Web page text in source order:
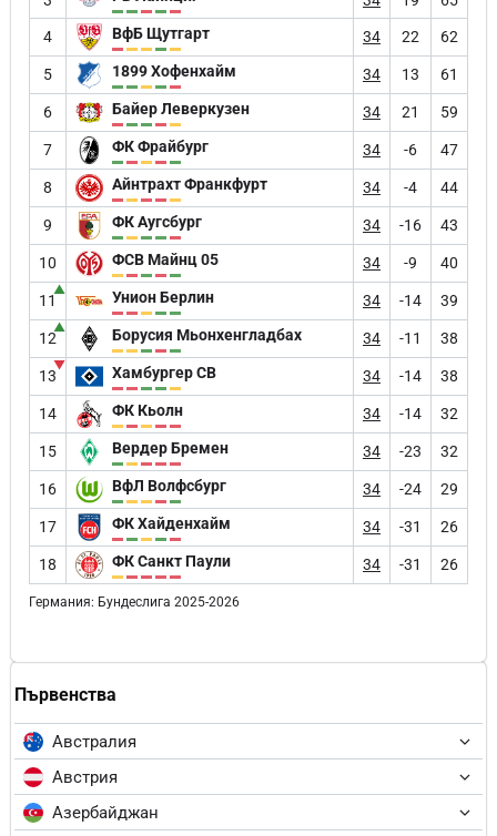
Първенства
Австралия
Австрия
Азербайджан
4 ВфБ Щутгарт 34 22 62
5 1899 Хофенхайм 34 13 61
6 Байер Леверкузен 34 21 59
7 ФК Фрайбург 34 -6 47
8 Айнтрахт Франкфурт 34 -4 44
9 ФК Аугсбург 34 -16 43
10 ФСВ Майнц 05 34 -9 40
11
▲ Унион Берлин 34 -14 39
12
▲ Борусия Мьонхенгладбах 34 -11 38
13
▼ Хамбургер СВ 34 -14 38
14 ФК Кьолн 34 -14 32
15 Вердер Бремен 34 -23 32
16 ВфЛ Волфсбург 34 -24 29
17 ФК Хайденхайм 34 -31 26
18 ФК Санкт Паули 34 -31 26
Германия: Бундеслига 2025-2026